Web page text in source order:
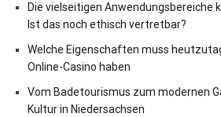
Die vielseitigen Anwendungsbereiche
Ist das noch ethisch vertretbar?
Welche Eigenschaften muss
Online-Casino haben
Vom Badetourismus zum modernen
Kultur in Niedersachsen